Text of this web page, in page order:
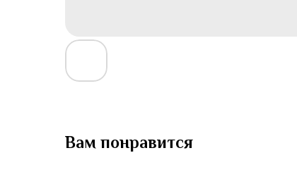
Вам понравится